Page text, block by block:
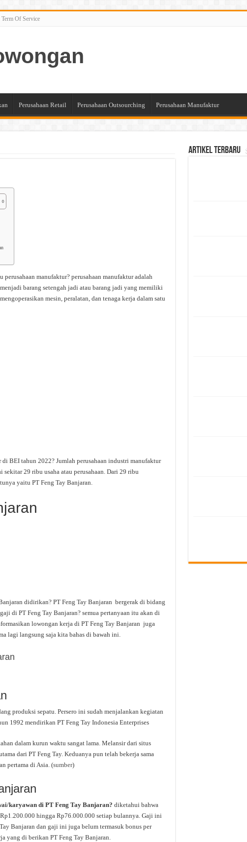
Term Of Service
Perusahaan Retail Perusahaan Outsourching Perusahaan Manufaktur
perusahaan manufaktur? perusahaan manufaktur adalah
barang setengah jadi atau barang jadi yang memiliki
mesin, peralatan, dan tenaga kerja dalam satu
BEI tahun 2022? Jumlah perusahaan industri manufaktur
sekitar 29 ribu usaha atau perusahaan. Dari 29 ribu
yaitu PT Feng Tay Banjaran.
didirikan? PT Feng Tay Banjaran bergerak di bidang
di PT Feng Tay Banjaran? semua pertanyaan itu akan di
lowongan kerja di PT Feng Tay Banjaran juga
lagi langsung saja kita bahas di bawah ini.
produksi sepatu. Persero ini sudah menjalankan kegiatan
1992 mendirikan PT Feng Tay Indonesia Enterprises
dalam kurun waktu sangat lama. Melansir dari situs
dari PT Feng Tay. Keduanya pun telah bekerja sama
pertama di Asia. (sumber)
karyawan di PT Feng Tay Banjaran? diketahui bahwa
hingga Rp76.000.000 setiap bulannya. Gaji ini
Banjaran dan gaji ini juga belum termasuk bonus per
yang di berikan PT Feng Tay Banjaran.
Artikel Terbaru